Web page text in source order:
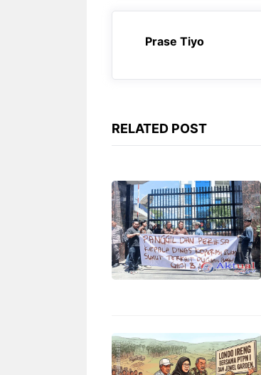
k p
me
r
Prase Tiyo
RELATED POST